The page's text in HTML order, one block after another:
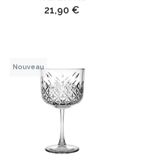
Prix
21,90 €
Nouveau